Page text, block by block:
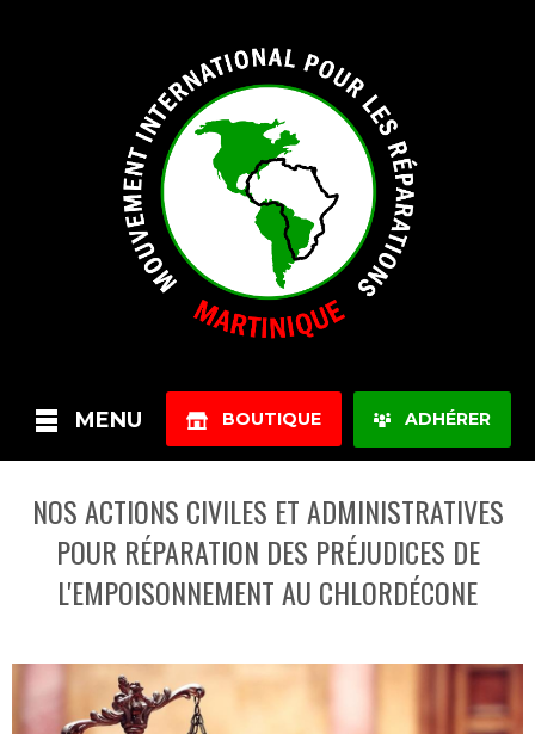
ADHÉRER
BOUTIQUE
MENU
NOS ACTIONS CIVILES ET ADMINISTRATIVES
POUR RÉPARATION DES PRÉJUDICES DE
L'EMPOISONNEMENT AU CHLORDÉCONE